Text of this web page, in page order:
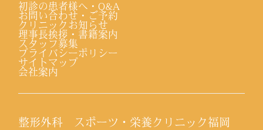
初診の患者様へ・Q&A
お問い合わせ・ご予約
クリニックお知らせ
理事長挨拶・書籍案内
スタッフ募集
プライバシーポリシー
サイトマップ
会社案内
整形外科 スポーツ・栄養クリニック福岡